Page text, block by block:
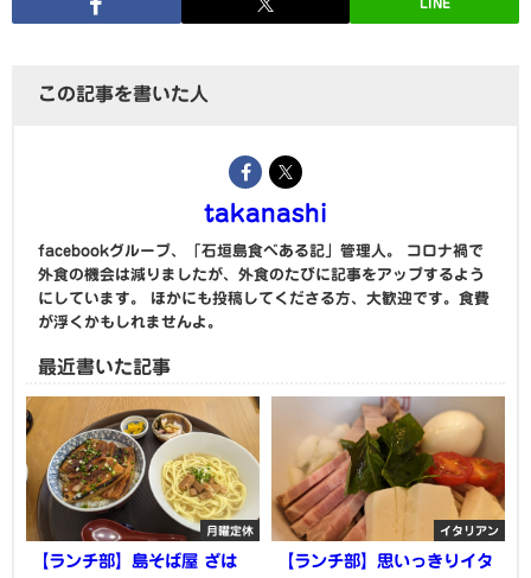
LINE
この記事を書いた人
takanashi
facebookグループ、「石垣島食べある記」管理人。 コロナ禍で
外食の機会は減りましたが、外食のたびに記事をアップするよう
にしています。 ほかにも投稿してくださる方、大歓迎です。食費
が浮くかもしれませんよ。
最近書いた記事
月曜定休
【ランチ部】島そば屋 ざは
イタリアン
【ランチ部】思いっきりイタ